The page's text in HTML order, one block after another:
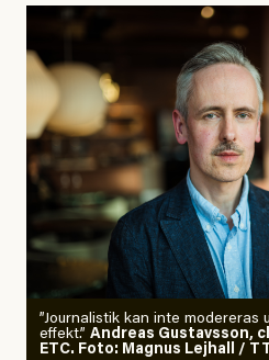
”Journalistik kan inte modereras
effekt.” Andreas Gustavsson,
ETC. Foto: Magnus Lejhall /